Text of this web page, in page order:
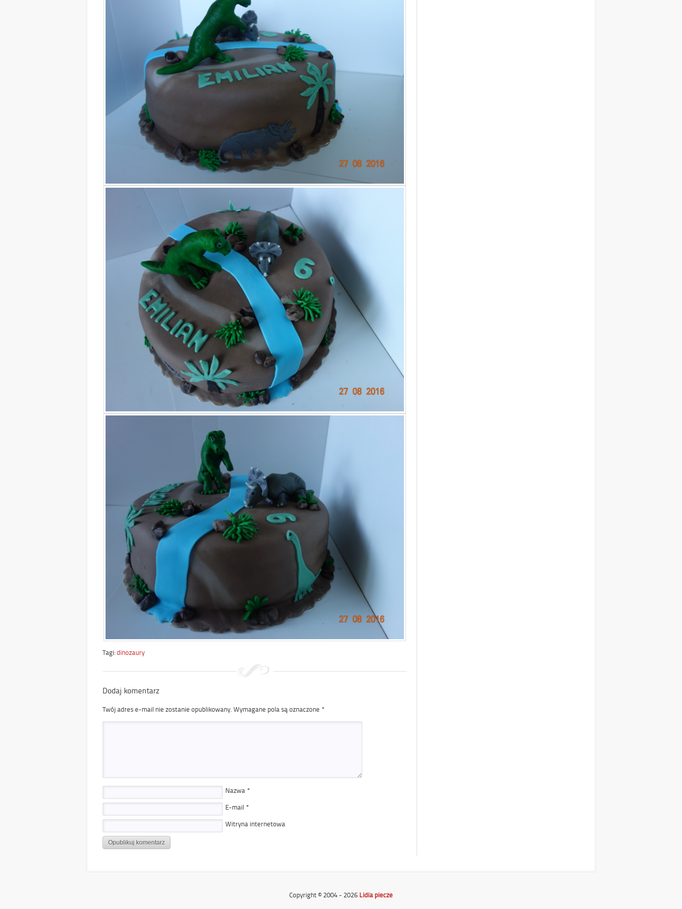
Tagi: dinozaury
Dodaj komentarz
Twój adres e-mail nie zostanie opublikowany. Wymagane pola są oznaczone *
Nazwa *
E-mail *
Witryna internetowa
Copyright © 2004 - 2026 Lidia piecze